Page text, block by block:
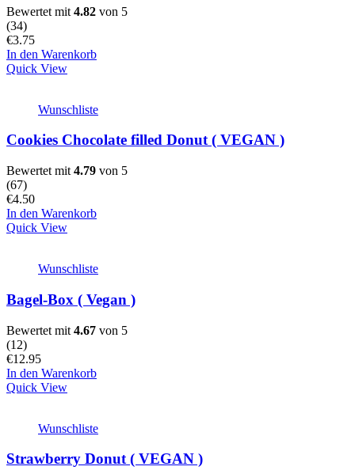
Bewertet mit 4.82 von 5
(34)
€3.75
In den Warenkorb
Quick View
Wunschliste
Cookies Chocolate filled Donut ( VEGAN )
Bewertet mit 4.79 von 5
(67)
€4.50
In den Warenkorb
Quick View
Wunschliste
Bagel-Box ( Vegan )
Bewertet mit 4.67 von 5
(12)
€12.95
In den Warenkorb
Quick View
Wunschliste
Strawberry Donut ( VEGAN )